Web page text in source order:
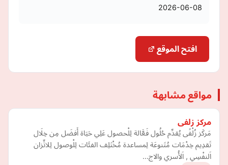
2026-06-08
افتح الموقع
مواقع مشابهة
مركز زلفى
مَركَز زُلْفًى يُقدِّم حُلُول فَعَّالة لِلْحصول عَلِي حَيَاة أَفضَل مِن خِلَال
تَقدِيم خِدْمَات مُتَنوعَة لِمساعدة مُخْتَلِف الفئَات لِلْوصول لِلاتِّزان
اَلنفْسِي , اَلأُسري والاج…